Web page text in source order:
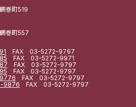
巻町519
巻町557
FAX 03-5272-9797
FAX 03-5272-9971
FAX 03-5272-9797
FAX 03-5272-9797
FAX 03-5272-9797
9876 FAX 03-5272-9797